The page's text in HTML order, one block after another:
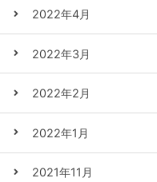
2022年4月
2022年3月
2022年2月
2022年1月
2021年11月